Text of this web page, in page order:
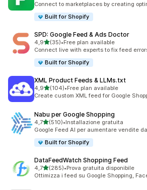
Connect to marketplaces by creating
Built for Shopify
SPD: Google Feed & Ads Doctor
4,9stelle su 5
(35)
35 recensioni totali
•Free plan available
Connect live with experts to fix feed
Built for Shopify
XML Product Feeds & LLMs.txt
4,9stelle su 5
(104)
104 recensioni totali
•Free plan available
Create custom XML feed for Google
Nabu per Google Shopping
4,7stelle su 5
(510)
510 recensioni totali
•Installazione gratuita
Google Feed AI per aumentare vendite
Built for Shopify
DataFeedWatch Shopping Feed
4,7stelle su 5
(285)
285 recensioni totali
•Prova gratuita disponibile
Ottimizza i feed su Google Shopping,